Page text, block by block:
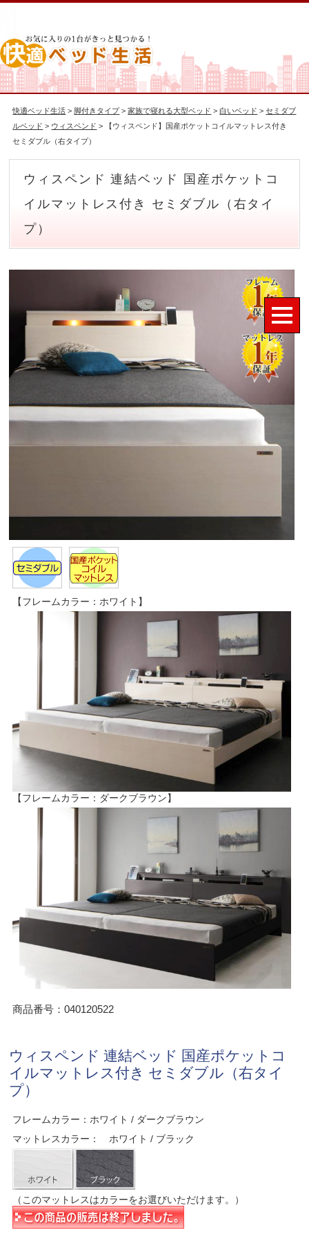
快適ベッド生活 > 脚付きタイプ >家族で寝れる大型ベッド >白いベッド >セミダブ
ルベッド > ウィスペンド > 【ウィスペンド】国産ポケットコイルマットレス付き
セミダブル（右タイプ）
ウィスペンド 連結ベッド 国産ポケットコ
イルマットレス付き セミダブル（右タイ
プ）
【フレームカラー：ホワイト】
【フレームカラー：ダークブラウン】
商品番号：040120522
ウィスペンド 連結ベッド 国産ポケットコ
イルマットレス付き セミダブル（右タイ
プ）
フレームカラー：ホワイト / ダークブラウン
マットレスカラー： ホワイト / ブラック
（このマットレスはカラーをお選びいただけます。）